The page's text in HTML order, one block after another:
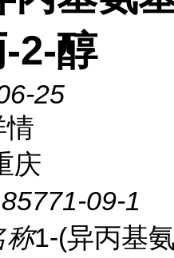
2-醇
25
情
庆
85771-09-1
称1-(异丙基